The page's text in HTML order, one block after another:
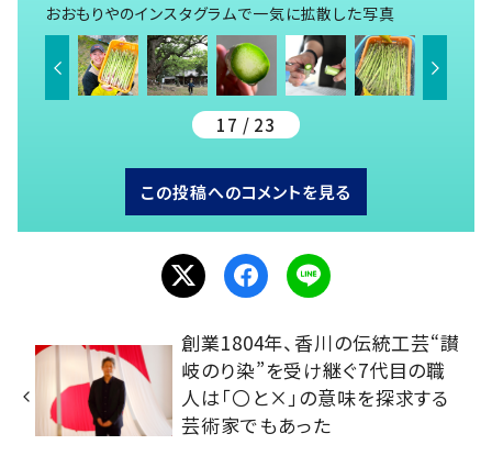
おおもりやのインスタグラムで一気に拡散した写真
17 / 23
この投稿へのコメントを見る
創業1804年、香川の伝統工芸“讃
岐のり染”を受け継ぐ7代目の職
人は「〇と×」の意味を探求する
芸術家でもあった